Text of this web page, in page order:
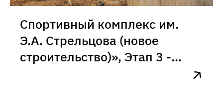
Спортивный комплекс им.
Э.А. Стрельцова (новое
строительство)», Этап 3 -